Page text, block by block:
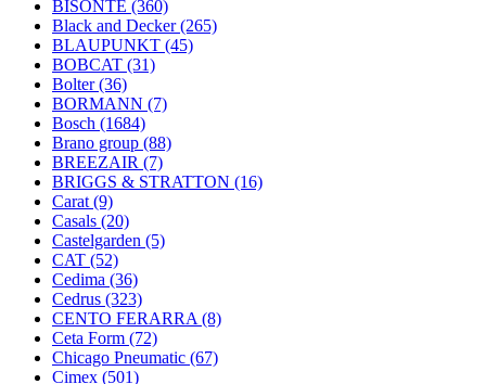
BISONTE (360)
Black and Decker(265)
BLAUPUNKT (45)
BOBCAT (31)
Bolter(36)
BORMANN (7)
Bosch (1684)
Brano group (88)
BREEZAIR (7)
BRIGGS & STRATTON (16)
Carat (9)
Casals (20)
Castelgarden (5)
CAT (52)
Cedima (36)
Cedrus (323)
CENTO FERARRA (8)
Ceta Form (72)
Chicago Pneumatic (67)
Cimex (501)